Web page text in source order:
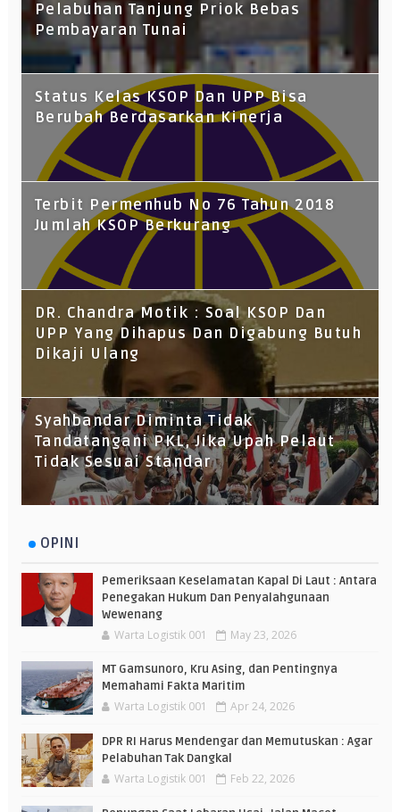
Pelabuhan Tanjung Priok Bebas
Pembayaran Tunai
Status Kelas KSOP Dan UPP Bisa
Berubah Berdasarkan Kinerja
Terbit Permenhub No 76 Tahun 2018
Jumlah KSOP Berkurang
DR. Chandra Motik : Soal KSOP Dan
UPP Yang Dihapus Dan Digabung Butuh
Dikaji Ulang
Syahbandar Diminta Tidak
Tandatangani PKL, Jika Upah Pelaut
Tidak Sesuai Standar
OPINI
Pemeriksaan Keselamatan Kapal Di Laut : Antara
Penegakan Hukum Dan Penyalahgunaan
Wewenang
Warta Logistik 001 May 23, 2026
MT Gamsunoro, Kru Asing, dan Pentingnya
Memahami Fakta Maritim
Warta Logistik 001 Apr 24, 2026
DPR RI Harus Mendengar dan Memutuskan : Agar
Pelabuhan Tak Dangkal
Warta Logistik 001 Feb 22, 2026